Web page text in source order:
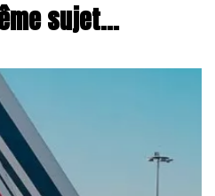
sujet...